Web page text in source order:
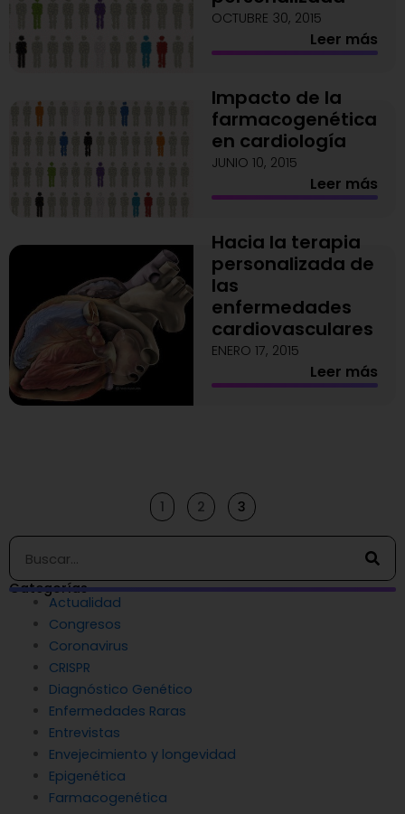
OCTUBRE 30, 2015
Leer más
Impacto de la
farmacogenética
en cardiología
JUNIO 10, 2015
Leer más
Hacia la terapia
personalizada de
las
enfermedades
cardiovasculares
ENERO 17, 2015
Leer más
1 2 3
Buscar
Categorías
Actualidad
Congresos
Coronavirus
CRISPR
Diagnóstico Genético
Enfermedades Raras
Entrevistas
Envejecimiento y longevidad
Epigenética
Farmacogenética